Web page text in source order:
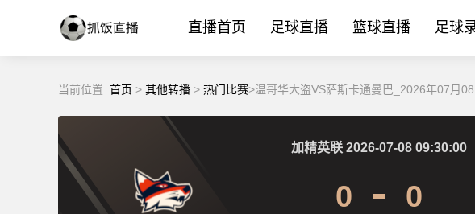
直播首页 足球直播 篮球直播 足球
当前位置: 首页 > 其他转播 > 热门比赛>温哥华大盗VS萨斯卡通曼巴_2026年07月
加精英联 2026-07-08 09:30:00
0 0